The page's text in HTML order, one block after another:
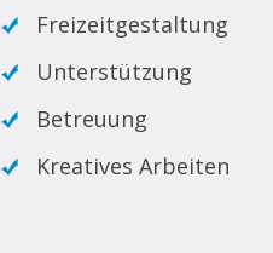
Freizeitgestaltung
Unterstützung
Betreuung
Kreatives Arbeiten